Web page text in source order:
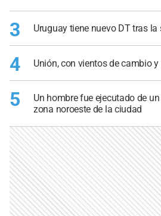
3 Uruguay tiene nuevo DT tras la
4 Unión, con vientos de cambio
5
Un hombre fue ejecutado de
zona noroeste de la ciudad